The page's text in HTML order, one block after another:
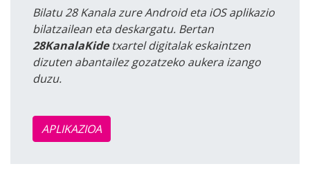
Bilatu 28 Kanala zure Android eta iOS aplikazio
bilatzailean eta deskargatu. Bertan
28KanalaKidetxartel digitalak eskaintzen
dizuten abantailez gozatzeko aukera izango
duzu.
APLIKAZIOA